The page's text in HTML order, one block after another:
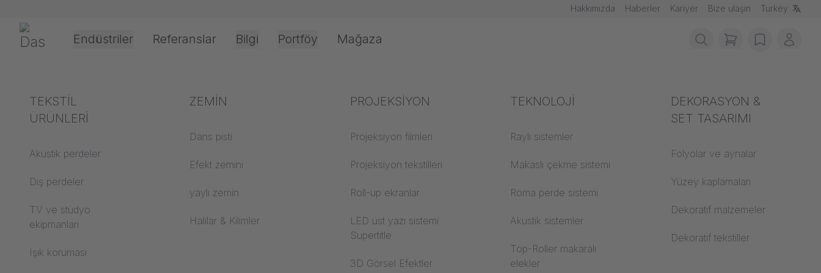
Hakkımızda Haberler Kariyer Bize ulaşın Turkey
Gerriets Endüstriler
Tiyatro ve Kültür Etkinlik & Eğlence Ofis ve İç Mekan
Referanslar Bilgi
Terimlerin
açıklanması
Akustik ABC
Zemin ABC
ABC projeksiyon
filmleri
Projeksiyon tekstilleri
İşleme ve uygulama
Sektör uzmanlığı
Tekstil bilgisi
Akustik bilgisi
Projeksiyon bilgisi
Yangından korunma
Yapı malzemesi sınıfları
Trevira CS
Akustik
Portföy
TEKSTİL
ÜRÜNLERİ
Akustik perdeler
Dış perdeler
TV ve stüdyo
ekipmanları
Işık koruması
ZEMİN
Dans pisti
Efekt zemini
yaylı zemin
Halılar & Kilimler
PROJEKSİYON
Projeksiyon filmleri
Projeksiyon tekstilleri
Roll-up ekranlar
LED üst yazı sistemi
Supertitle
3D Görsel Efektler
TEKNOLOJİ
Raylı sistemler
Makaslı çekme sistemi
Roma perde sistemi
Akustik sistemler
Top-Roller makaralı
elekler
DEKORASYON &
SET TASARIMI
Folyolar ve aynalar
Yüzey kaplamaları
Dekoratif malzemeler
Dekoratif tekstiller
Mağaza
items in cart,
wishlist